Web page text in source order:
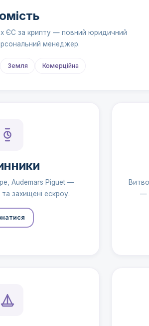
ЄС за крипту — повний юридичний
менеджер.
Земля Комерційна
Audemars Piguet —
та захищені ескроу.
—